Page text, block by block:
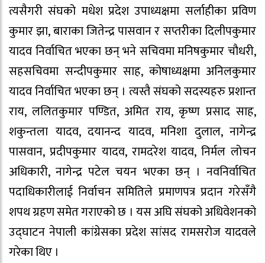
त्यसैगरी संघको मधेश प्रदेश उपाध्यक्षमा सर्लाहीका प्रविण
कुमार झा, बाराका जितेन्द्र पासवान र सप्तरीका दिलीपकुमार
यादव निर्वाचित भएका छन् भने सचिवमा मनिषकुमार चौधरी,
सहसचिवमा सन्दीपकुमार साह, कोषाध्यक्षमा अनिलकुमार
यादव निर्वाचित भएका छन् । त्यस्तै संघको सदस्यहरु प्रशान्त
राय, ललितकुमार पण्डित, अमित राय, कृष्ण प्रसाद साह,
शकुन्तला यादव, दयानन्द यादव, मनिशा दुलाल, नागेन्द्र
पासवान, प्रदीपकुमार यादव, रामदरेश यादव, निर्मल लोचन
अधिकारी, नागेन्द्र पटेल चयन भएका छन् । नवनिर्वाचित
पदाधिकारीलाई निर्वाचन समितिले प्रमाणपत्र प्रदान गरेसँगै
शपथ ग्रहण समेत गराएको छ । यस अघि संघको अधिवेशनको
उद्घाटन नेपाली कांग्रेसका प्रदेश सांसद रामसरोज यादवले
गरेका थिए ।